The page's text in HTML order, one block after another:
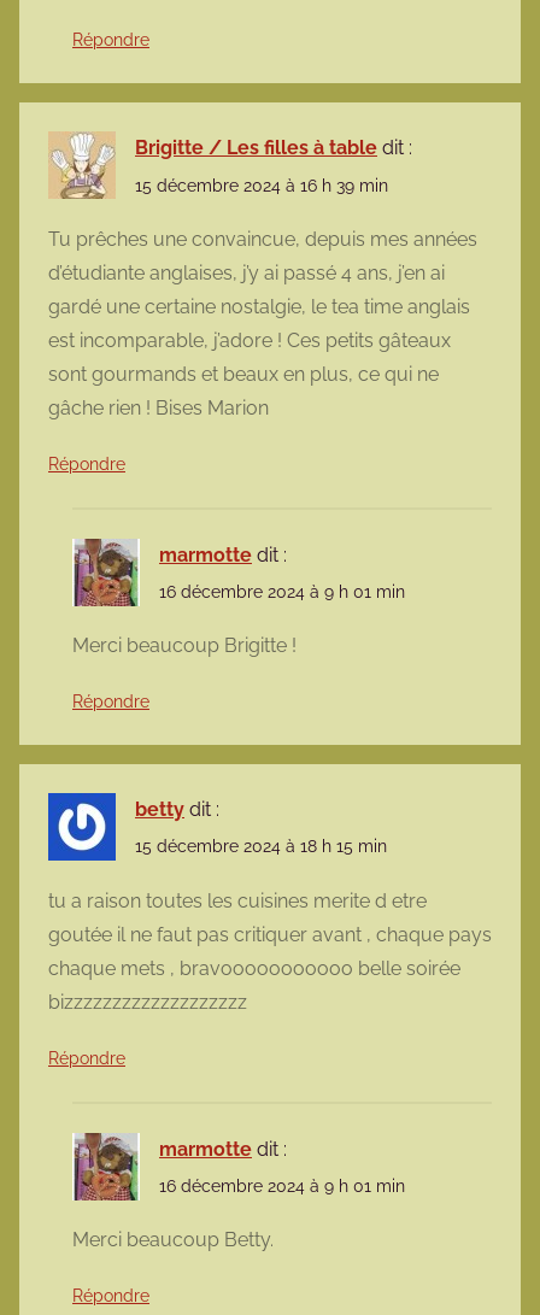
Répondre
Brigitte / Les filles à table dit :
15 décembre 2024 à 16 h 39 min
Tu prêches une convaincue, depuis mes années
d’étudiante anglaises, j’y ai passé 4 ans, j’en ai
gardé une certaine nostalgie, le tea time anglais
est incomparable, j’adore ! Ces petits gâteaux
sont gourmands et beaux en plus, ce qui ne
gâche rien ! Bises Marion
Répondre
marmotte dit :
16 décembre 2024 à 9 h 01 min
Merci beaucoup Brigitte !
Répondre
betty dit :
15 décembre 2024 à 18 h 15 min
tu a raison toutes les cuisines merite d etre
goutée il ne faut pas critiquer avant , chaque pays
chaque mets , bravooooooooooo belle soirée
bizzzzzzzzzzzzzzzzzzz
Répondre
marmotte dit :
16 décembre 2024 à 9 h 01 min
Merci beaucoup Betty.
Répondre